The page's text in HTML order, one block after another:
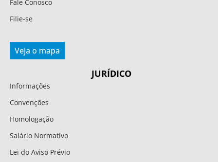
Fale Conosco
Filie-se
Veja o mapa
JURÍDICO
Informações
Convenções
Homologação
Salário Normativo
Lei do Aviso Prévio